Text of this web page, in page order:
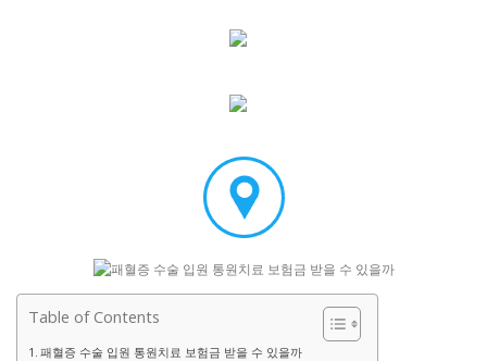
Table of Contents
패혈증 수술 입원 통원치료 보험금 받을 수 있을까